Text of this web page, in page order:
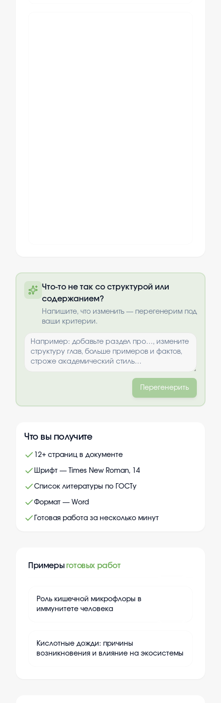
оплаты
Что-то не так со структурой или
содержанием?
Напишите, что изменить — перегенерим под
ваши критерии.
Перегенерить
Что вы получите
12+ страниц в документе
Шрифт — Times New Roman, 14
Список литературы по ГОСТу
Формат — Word
Готовая работа за несколько минут
Примеры готовых работ
Роль кишечной микрофлоры в
иммунитете человека
Кислотные дожди: причины
возникновения и влияние на экосистемы